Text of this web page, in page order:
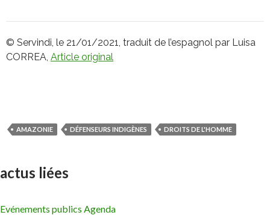
© Servindi, le 21/01/2021, traduit de l’espagnol par Luisa
CORREA, Article original
AMAZONIE DÉFENSEURS INDIGÈNES DROITS DE L'HOMME
actus liées
Evénements publics Agenda